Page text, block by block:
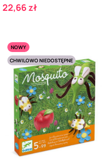
Cena
22,66 zł
NOWY
CHWILOWO NIEDOSTĘPNE